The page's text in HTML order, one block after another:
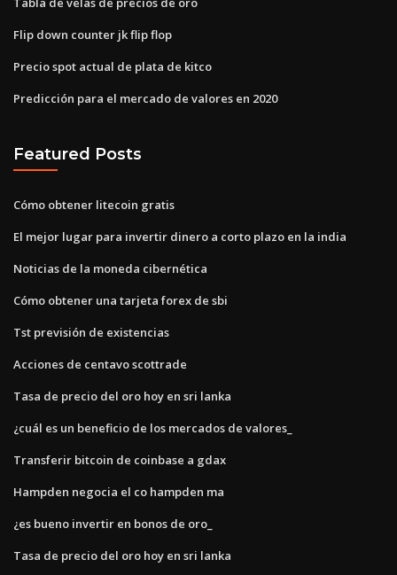
Flip down counter jk flip flop
Precio spot actual de plata de kitco
Predicción para el mercado de valores en 2020
Featured Posts
Cómo obtener litecoin gratis
El mejor lugar para invertir dinero a corto plazo en la india
Noticias de la moneda cibernética
Cómo obtener una tarjeta forex de sbi
Tst previsión de existencias
Acciones de centavo scottrade
Tasa de precio del oro hoy en sri lanka
¿cuál es un beneficio de los mercados de valores_
Transferir bitcoin de coinbase a gdax
Hampden negocia el co hampden ma
¿es bueno invertir en bonos de oro_
Tasa de precio del oro hoy en sri lanka